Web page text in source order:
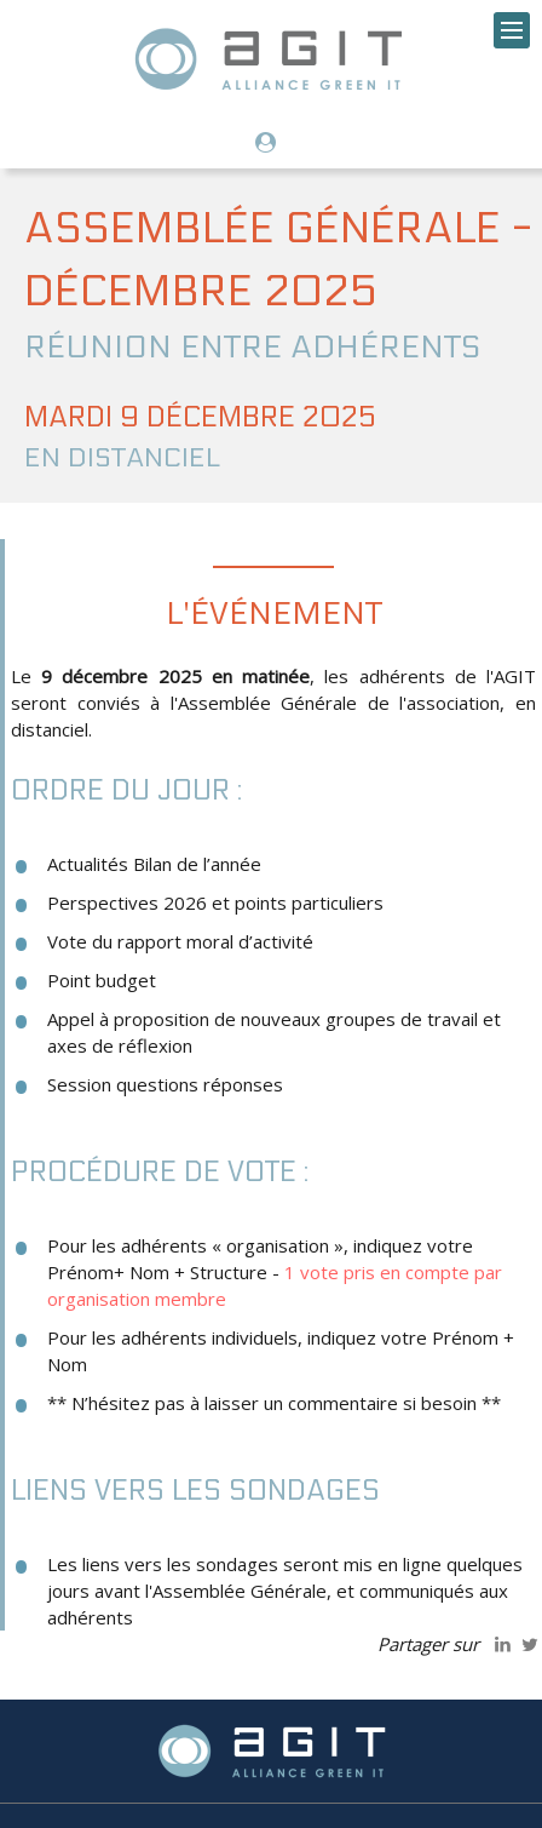
ASSEMBLÉE GÉNÉRALE -
DÉCEMBRE 2025
RÉUNION ENTRE ADHÉRENTS
MARDI 9 DÉCEMBRE 2025
EN DISTANCIEL
L'ÉVÉNEMENT
Le9 décembre 2025 en matinée, les adhérents de l'AGIT
seront conviés à l'Assemblée Générale de l'association, en
distanciel.
ORDRE DU JOUR :
Actualités Bilan de l’année
Perspectives 2026 et points particuliers
Vote du rapport moral d’activité
Point budget
Appel à proposition de nouveaux groupes de travail et
axes de réflexion
Session questions réponses
PROCÉDURE DE VOTE :
Pour les adhérents « organisation », indiquez votre
Prénom+ Nom + Structure - 1 vote pris en compte par
organisation membre
Pour les adhérents individuels, indiquez votre Prénom +
Nom
** N’hésitez pas à laisser un commentaire si besoin **
LIENS VERS LES SONDAGES
Les liens vers les sondages seront mis en ligne quelques
jours avant l'Assemblée Générale, et communiqués aux
adhérents
Partager sur